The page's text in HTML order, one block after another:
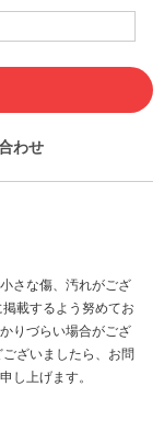
わせ
さな傷、汚れがござ
載するよう努めてお
りづらい場合がござ
ざいましたら、お問
し上げます。